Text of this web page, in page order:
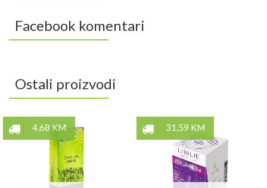
Facebook komentari
Ostali proizvodi
4,68 KM 31,59 KM